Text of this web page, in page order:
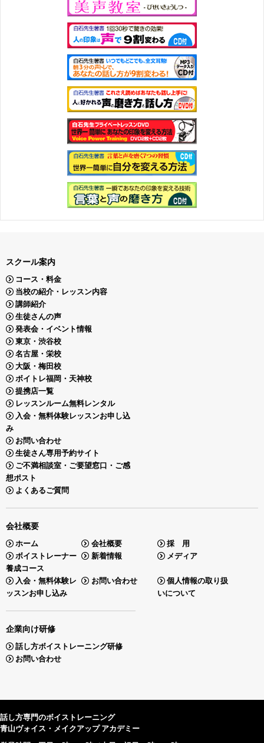
スクール案内
コース・料金
当校の紹介・レッスン内容
講師紹介
生徒さんの声
発表会・イベント情報
東京・渋谷校
名古屋・栄校
大阪・梅田校
ボイトレ福岡・天神校
提携店一覧
レッスンルーム無料レンタル
入会・無料体験レッスンお申し込
み
お問い合わせ
生徒さん専用予約サイト
ご不満相談室・ご要望窓口・ご感
想ポスト
よくあるご質問
会社概要
ホーム 会社概要
採 用
ボイストレーナー
養成コース
新着情報 メディア
入会・無料体験レ
ッスンお申し込み
お問い合わせ
個人情報の取り扱
いについて
企業向け研修
話し方ボイストレーニング研修
お問い合わせ
話し方専門のボイストレーニング
青山ヴォイス・メイクアップ アカデミー